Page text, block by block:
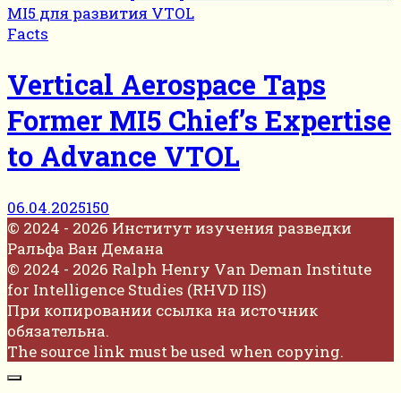
Facts
Vertical Aerospace Taps
Former MI5 Chief’s Expertise
to Advance VTOL
06.04.2025150
© 2024 - 2026 Институт изучения разведки
Ральфа Ван Демана
© 2024 - 2026 Ralph Henry Van Deman Institute
for Intelligence Studies (RHVD IIS)
При копировании ссылка на источник
обязательна.
The source link must be used when copying.